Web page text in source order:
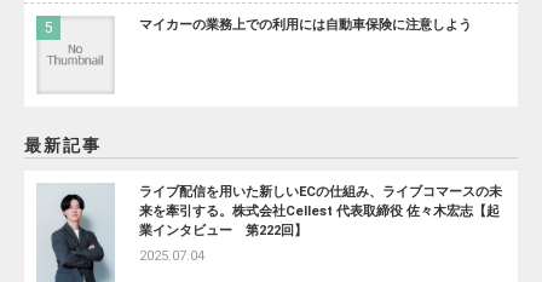
マイカーの業務上での利用には自動車保険に注意しよう
最新記事
ライブ配信を用いた新しいECの仕組み、ライブコマースの未
来を牽引する。株式会社Cellest 代表取締役 佐々木宏志【起
業インタビュー 第222回】
2025.07.04